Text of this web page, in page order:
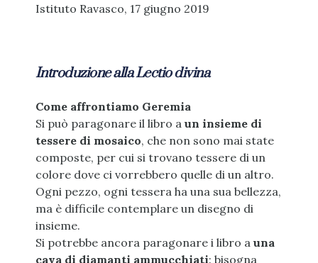
Istituto Ravasco, 17 giugno 2019
Introduzione alla Lectio divina
Come affrontiamo Geremia
Si può paragonare il libro a un insieme di
tessere di mosaico, che non sono mai state
composte, per cui si trovano tessere di un
colore dove ci vorrebbero quelle di un altro.
Ogni pezzo, ogni tessera ha una sua bellezza,
ma è difficile contemplare un disegno di
insieme.
Si potrebbe ancora paragonare i libro a una
cava di diamanti ammucchiati: bisogna